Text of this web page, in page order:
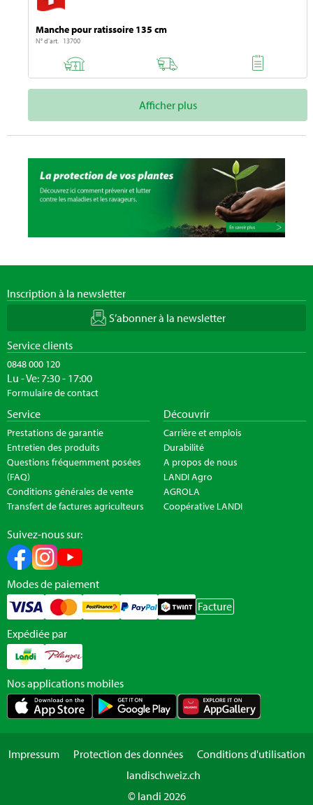
Manche pour ratissoire 135 cm
N° d'art. 13700
Afficher plus
Inscription à la newsletter
S’abonner à la newsletter
Service clients
0848 000 120
Lu - Ve: 7:30 - 17:00
Formulaire de contact
Service
Prestations de garantie
Entretien des produits
Questions fréquemment posées
(FAQ)
Conditions générales de vente
Transfert de factures agriculteurs
Découvrir
Carrière et emplois
Durabilité
A propos de nous
LANDI Agro
AGROLA
Coopérative LANDI
Suivez-nous sur:
Modes de paiement
Facture
Expédiée par
Nos applications mobiles
Impressum Protection des données
Conditions d'utilisation
landischweiz.ch
© landi 2026